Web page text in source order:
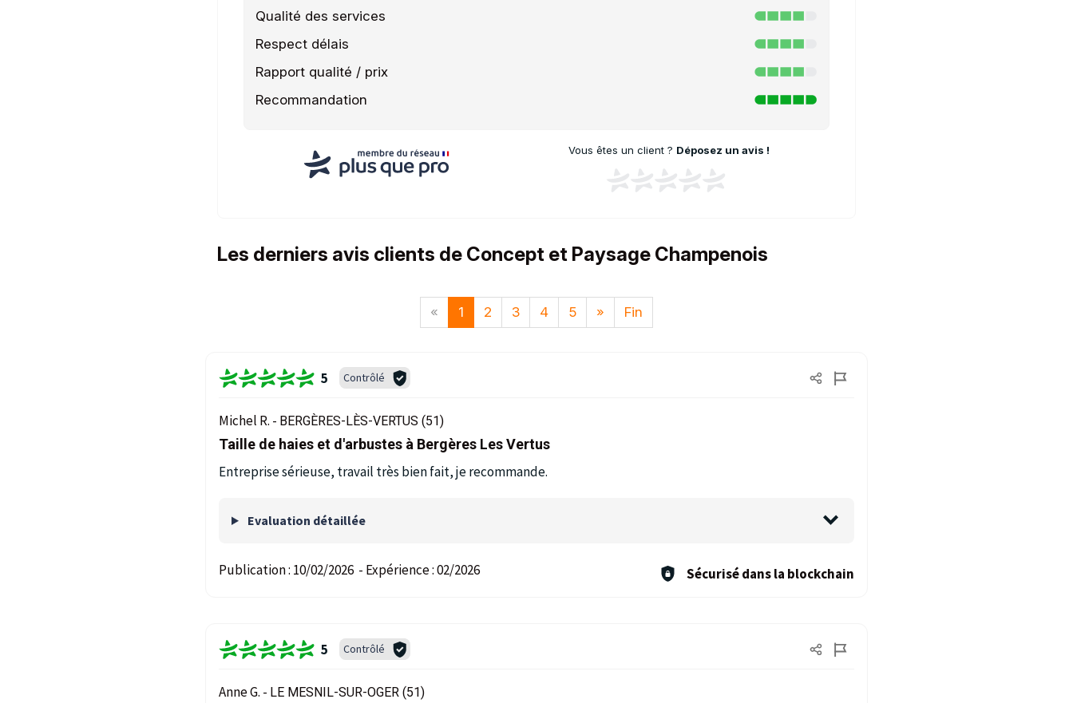
Qualité des services
Respect délais
Rapport qualité / prix
Recommandation
Vous êtes un client ? Déposez un avis !
Les derniers avis clients de Concept et Paysage Champenois
« 1 2 3 4 5 » Fin
5 Contrôlé
Michel R. - BERGÈRES-LÈS-VERTUS (51)
Taille de haies et d'arbustes à Bergères Les Vertus
Entreprise sérieuse, travail très bien fait, je recommande.
Evaluation détaillée
Publication : 10/02/2026 - Expérience :02/2026 Sécurisé dans la blockchain
5 Contrôlé
Anne G. - LE MESNIL-SUR-OGER (51)